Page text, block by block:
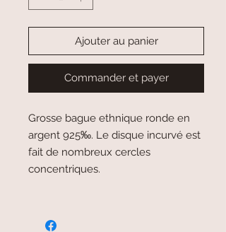
Ajouter au panier
Commander et payer
Grosse bague ethnique ronde en
argent 925‰. Le disque incurvé est
fait de nombreux cercles
concentriques.